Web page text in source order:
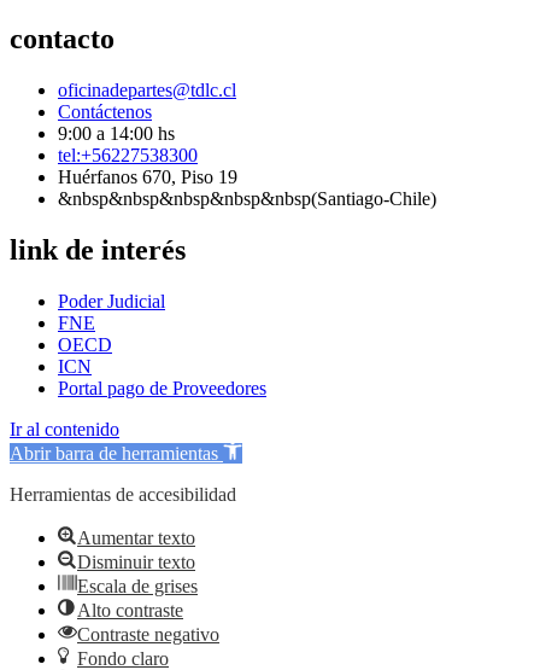
contacto
oficinadepartes@tdlc.cl
Contáctenos
9:00 a 14:00 hs
tel:+56227538300
Huérfanos 670, Piso 19
&nbsp&nbsp&nbsp&nbsp&nbsp(Santiago-Chile)
link de interés
Poder Judicial
FNE
OECD
ICN
Portal pago de Proveedores
Ir al contenido
Abrir barra de herramientas
Herramientas de accesibilidad
Aumentar texto
Disminuir texto
Escala de grises
Alto contraste
Contraste negativo
Fondo claro